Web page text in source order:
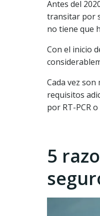
Antes del
transitar por
no tiene que
Con el inicio
Cada vez
requisitos
por RT-PCR
5